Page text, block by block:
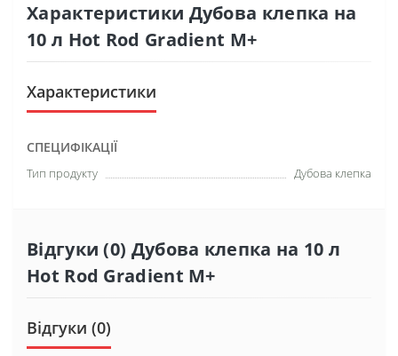
Характеристики Дубова клепка на
10 л Hot Rod Gradient M+
Характеристики
СПЕЦИФІКАЦІЇ
Тип продукту Дубова клепка
Відгуки (0) Дубова клепка на 10 л
Hot Rod Gradient M+
Відгуки (0)